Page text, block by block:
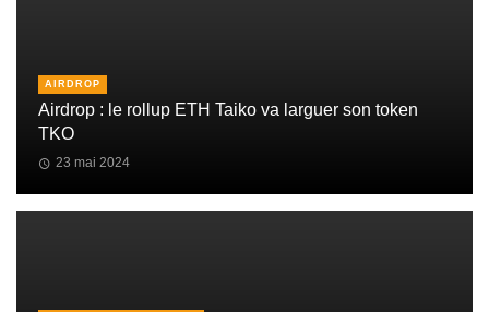
AIRDROP
Airdrop : le rollup ETH Taiko va larguer son token
TKO
23 mai 2024